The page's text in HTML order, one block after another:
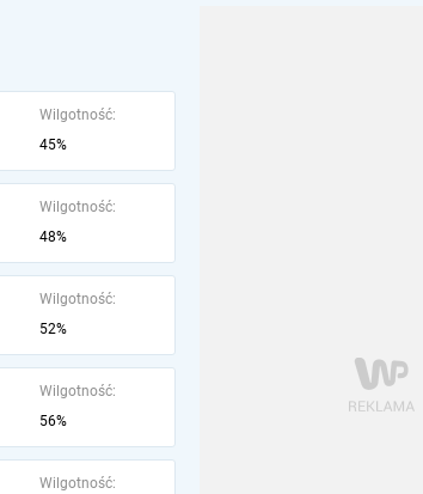
Wilgotność:
45%
Wilgotność:
48%
Wilgotność:
52%
Wilgotność:
56%
Wilgotność: